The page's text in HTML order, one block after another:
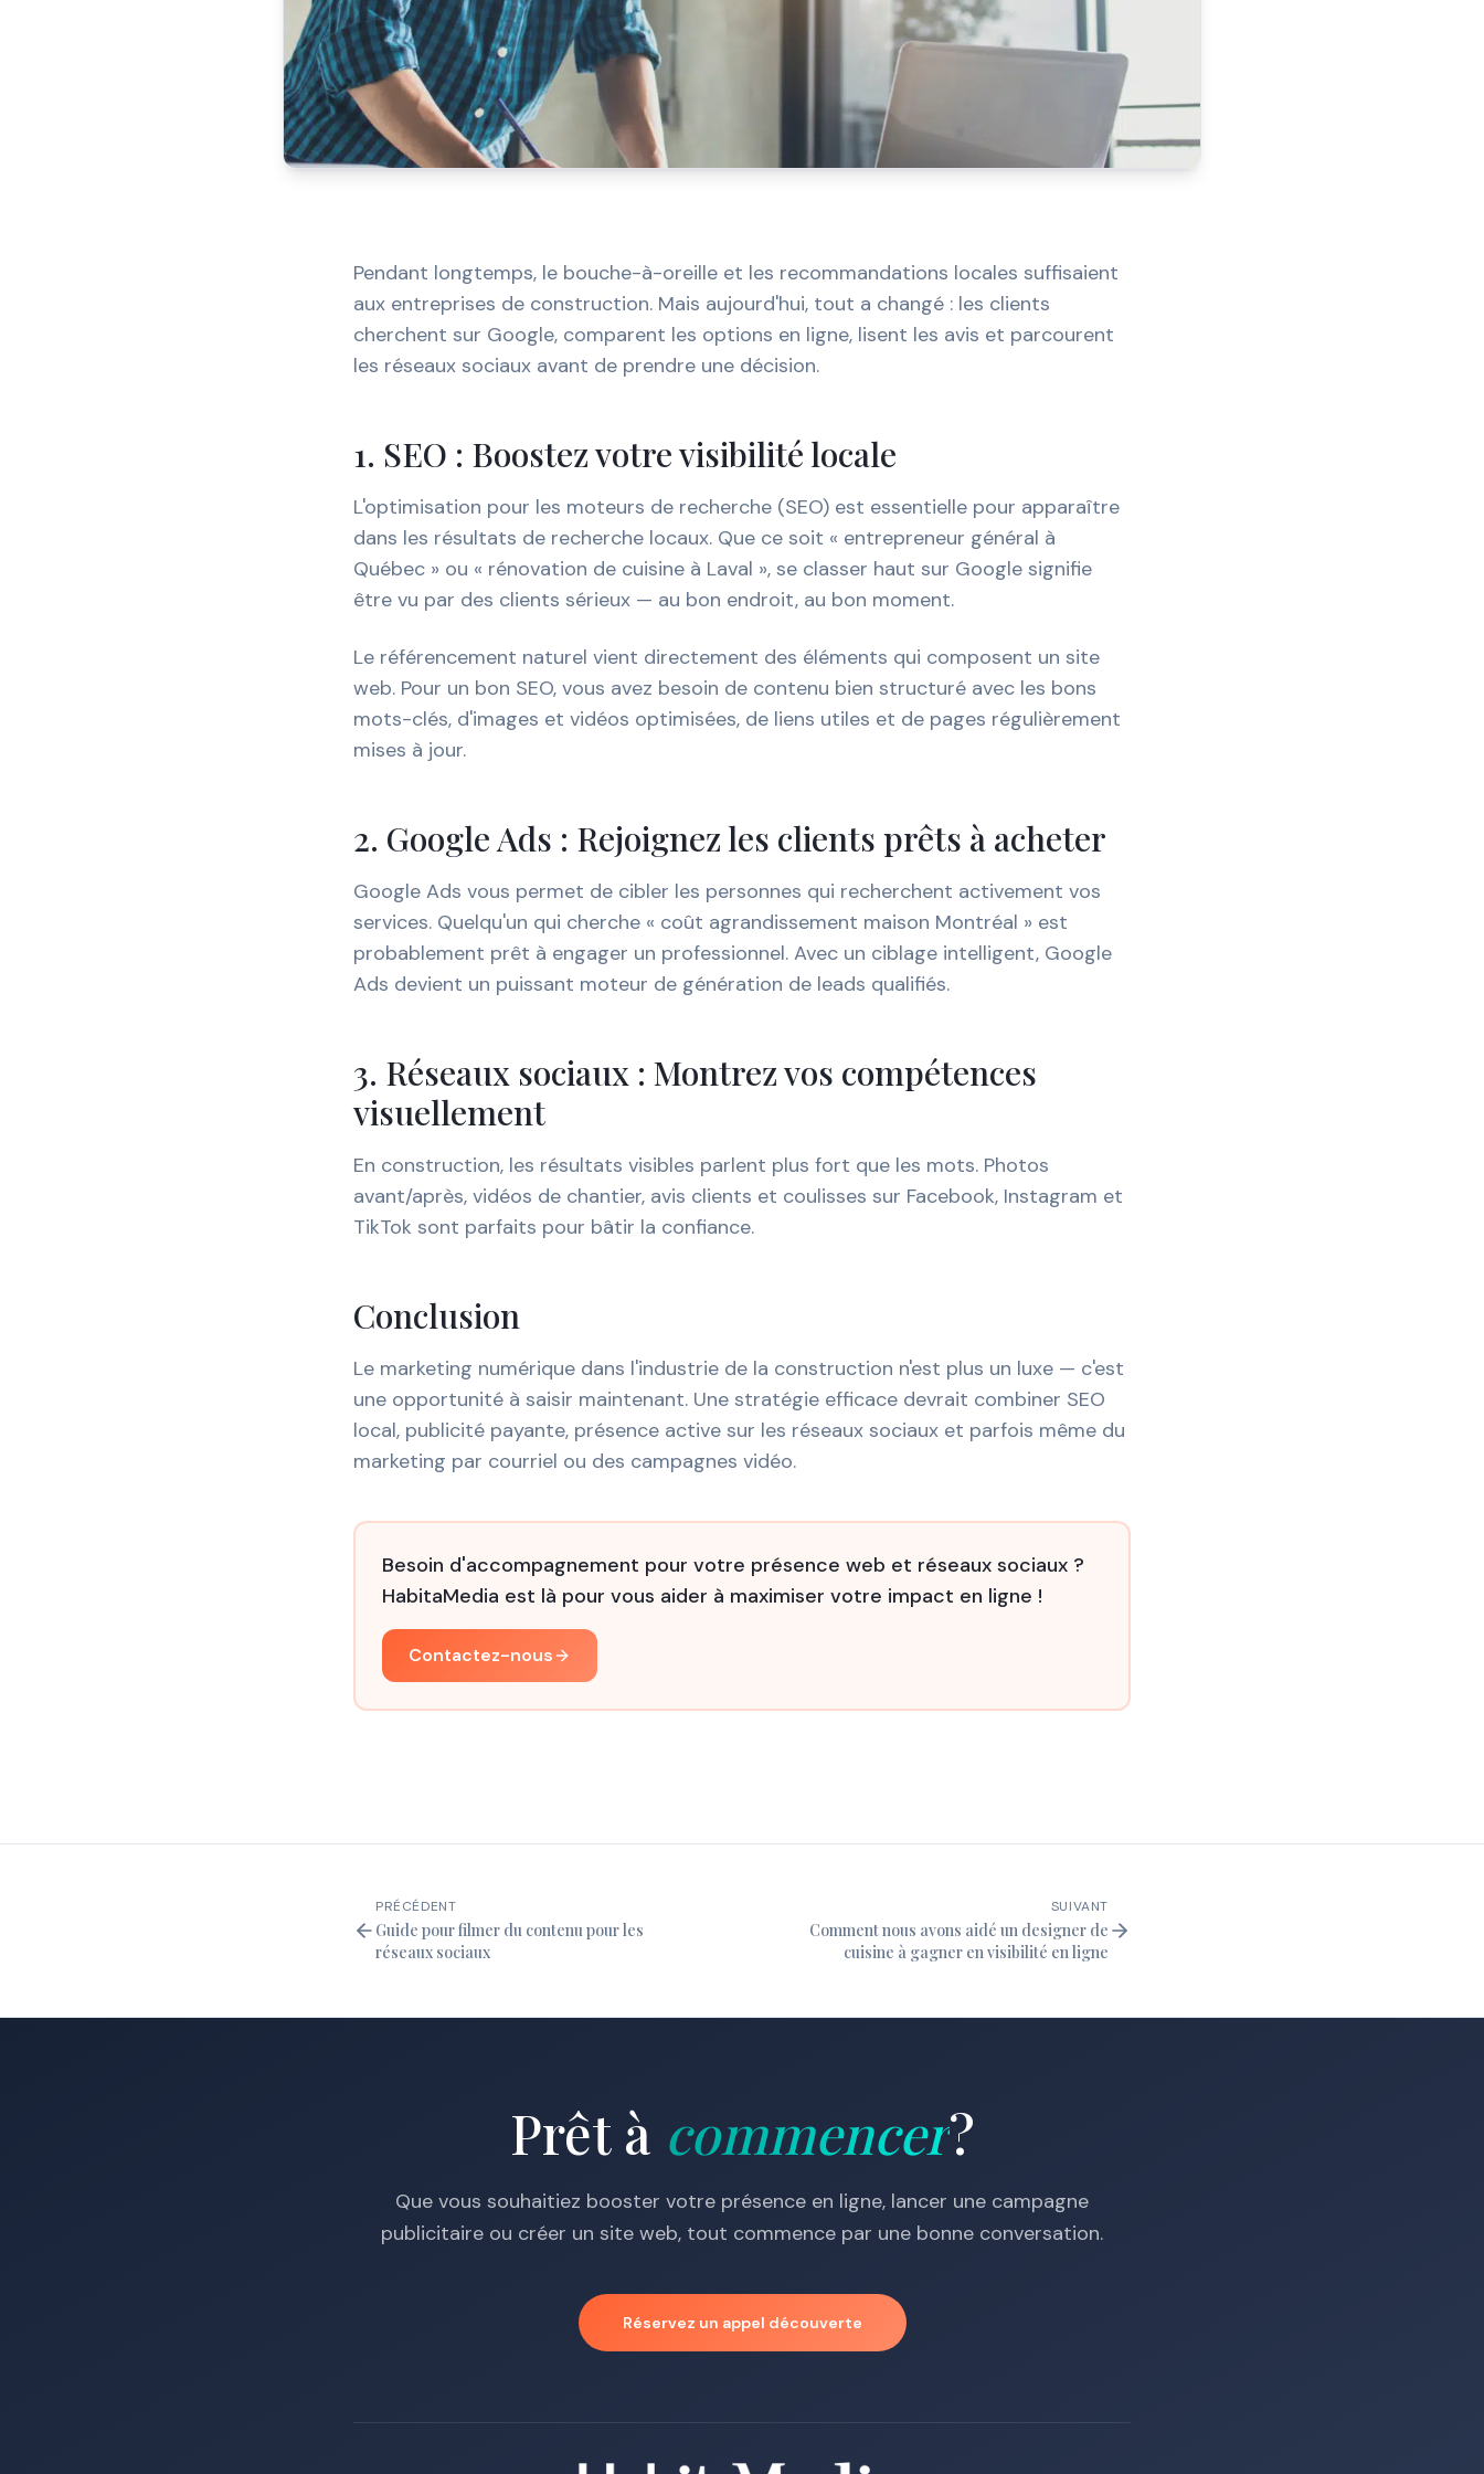
Pendant longtemps, le bouche-à-oreille et les recommandations locales suffisaient
aux entreprises de construction. Mais aujourd'hui, tout a changé : les clients
cherchent sur Google, comparent les options en ligne, lisent les avis et parcourent
les réseaux sociaux avant de prendre une décision.
1. SEO : Boostez votre visibilité locale
L'optimisation pour les moteurs de recherche (SEO) est essentielle pour apparaître
dans les résultats de recherche locaux. Que ce soit « entrepreneur général à
Québec » ou « rénovation de cuisine à Laval », se classer haut sur Google signifie
être vu par des clients sérieux — au bon endroit, au bon moment.
Le référencement naturel vient directement des éléments qui composent un site
web. Pour un bon SEO, vous avez besoin de contenu bien structuré avec les bons
mots-clés, d'images et vidéos optimisées, de liens utiles et de pages régulièrement
mises à jour.
2. Google Ads : Rejoignez les clients prêts à acheter
Google Ads vous permet de cibler les personnes qui recherchent activement vos
services. Quelqu'un qui cherche « coût agrandissement maison Montréal » est
probablement prêt à engager un professionnel. Avec un ciblage intelligent, Google
Ads devient un puissant moteur de génération de leads qualifiés.
3. Réseaux sociaux : Montrez vos compétences
visuellement
En construction, les résultats visibles parlent plus fort que les mots. Photos
avant/après, vidéos de chantier, avis clients et coulisses sur Facebook, Instagram et
TikTok sont parfaits pour bâtir la confiance.
Conclusion
Le marketing numérique dans l'industrie de la construction n'est plus un luxe — c'est
une opportunité à saisir maintenant. Une stratégie efficace devrait combiner SEO
local, publicité payante, présence active sur les réseaux sociaux et parfois même du
marketing par courriel ou des campagnes vidéo.
Besoin d'accompagnement pour votre présence web et réseaux sociaux ?
HabitaMedia est là pour vous aider à maximiser votre impact en ligne !
Contactez-nous
PRÉCÉDENT
Guide pour filmer du contenu pour les
réseaux sociaux
SUIVANT
Comment nous avons aidé un designer de
cuisine à gagner en visibilité en ligne
Prêt à commencer?
Que vous souhaitiez booster votre présence en ligne, lancer une campagne
publicitaire ou créer un site web, tout commence par une bonne conversation.
Réservez un appel découverte